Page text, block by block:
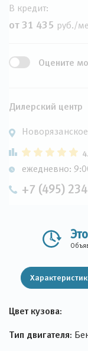
В кредит:
от 31 435 руб./
Оцените
Дилерский центр
ежедневно:
+7 (495)
Цвет кузова:
Тип двигателя: